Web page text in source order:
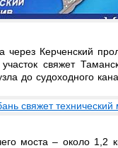
через Керченский
свяжет
до судоходного
моста – около